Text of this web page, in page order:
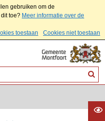
gebruiken om de
toe? Meer informatie over de
toestaan
Cookies niet toestaan